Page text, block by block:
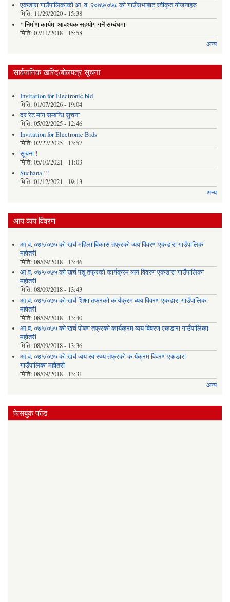
एकडारा गाउँपालिकाको आ. व. २०७७/०७८ को गाउँसभाबाट स्वीकृत योजनाहरु
मिति: 11/29/2020 - 15:38
* निर्माण कार्यमा आवश्यक सहयोग गर्ने सम्बंधमा
मिति: 07/11/2018 - 15:58
अन्य
सार्वजनिक खरिद/बोलपत्र सूचना
Invitation for Electronic bid
मिति: 01/07/2026 - 19:04
दर रेट मांग सम्बन्धि सुचना
मिति: 05/02/2025 - 12:46
Invitation for Electronic Bids
मिति: 02/27/2025 - 13:57
सूचना !
मिति: 05/10/2021 - 11:03
Suchana !!!
मिति: 01/12/2021 - 19:13
अन्य
आय व्यय विवरण
आ.व. ०७५/०७५ को खर्च महिला विकास तफ्रको व्यय विवरण एकडारा गाउँपालिका
महोतरी
मिति: 08/09/2018 - 13:46
आ.व. ०७५/०७५ को खर्च पशु तफ्रको कार्यक्रम व्यय विवरण एकडारा गाउँपालिका
महोतरी
मिति: 08/09/2018 - 13:43
आ.व. ०७५/०७५ को खर्च शिक्षा तफ्रको कार्यक्रम व्यय विवरण एकडारा गाउँपालिका
महोतरी
मिति: 08/09/2018 - 13:40
आ.व. ०७५/०७५ को खर्च पोषण तफ्रको कार्यक्रम व्यय विवरण एकडारा गाउँपालिका
महोतरी
मिति: 08/09/2018 - 13:36
आ.व. ०७५/०७५ को खर्च व्यय स्वास्थ्य तफ्रको कार्यक्रम विवरण एकडारा
गाउँपालिका महोतरी
मिति: 08/09/2018 - 13:31
अन्य
फेसबुक फीड